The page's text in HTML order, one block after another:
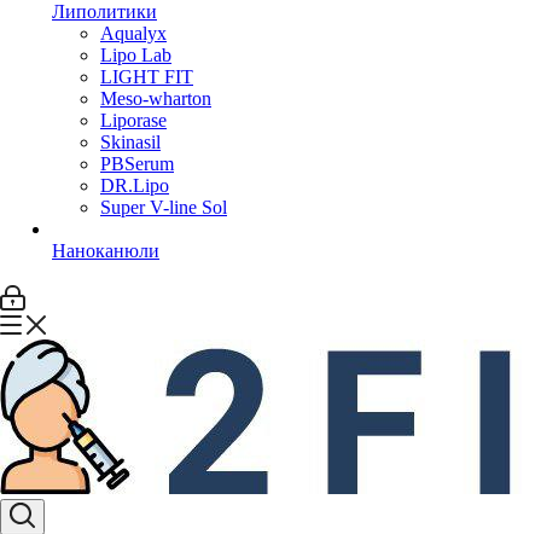
Липолитики
Aqualyx
Lipo Lab
LIGHT FIT
Meso-wharton
Liporase
Skinasil
PBSerum
DR.Lipo
Super V-line Sol
Наноканюли